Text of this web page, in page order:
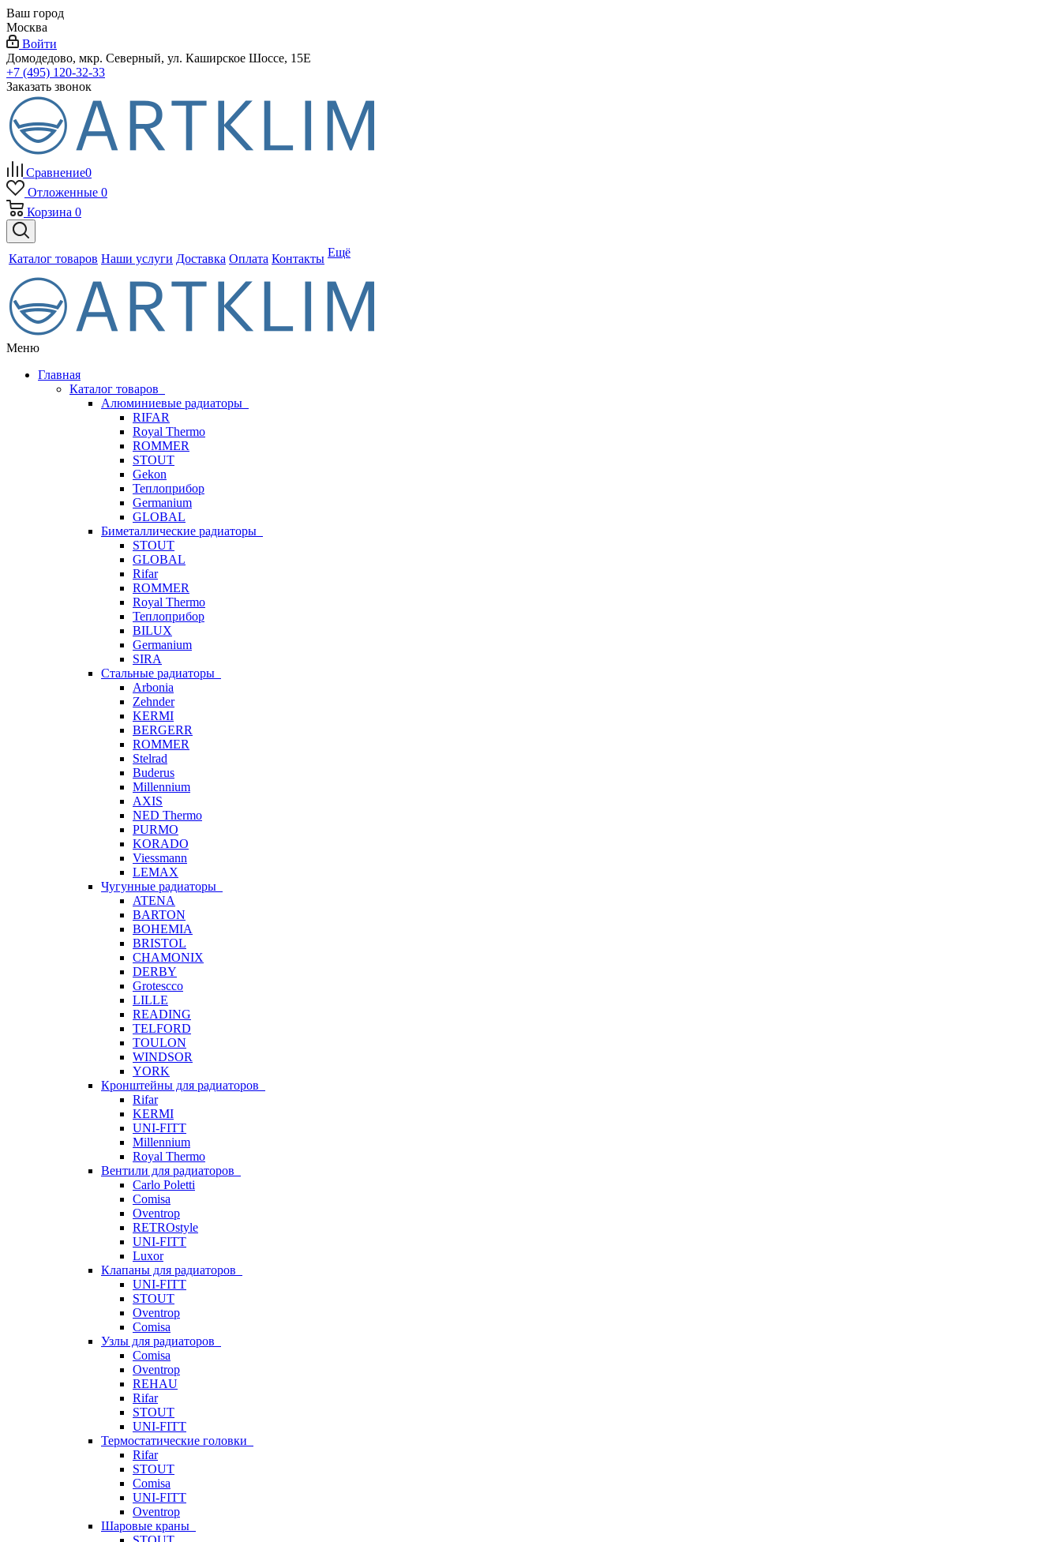
Ваш город
Москва
Войти
Домодедово, мкр. Северный, ул. Каширское Шоссе, 15Е
+7 (495) 120-32-33
Заказать звонок
Сравнение0
Отложенные 0
Корзина 0
Каталог товаров Наши услуги Доставка Оплата Контакты Ещё
Меню
Главная
Каталог товаров
Алюминиевые радиаторы
RIFAR
Royal Thermo
ROMMER
STOUT
Gekon
Теплоприбор
Germanium
GLOBAL
Биметаллические радиаторы
STOUT
GLOBAL
Rifar
ROMMER
Royal Thermo
Теплоприбор
BILUX
Germanium
SIRA
Стальные радиаторы
Arbonia
Zehnder
KERMI
BERGERR
ROMMER
Stelrad
Buderus
Millennium
AXIS
NED Thermo
PURMO
KORADO
Viessmann
LEMAX
Чугунные радиаторы
ATENA
BARTON
BOHEMIA
BRISTOL
CHAMONIX
DERBY
Grotescco
LILLE
READING
TELFORD
TOULON
WINDSOR
YORK
Кронштейны для радиаторов
Rifar
KERMI
UNI-FITT
Millennium
Royal Thermo
Вентили для радиаторов
Carlo Poletti
Comisa
Oventrop
RETROstyle
UNI-FITT
Luxor
Клапаны для радиаторов
UNI-FITT
STOUT
Oventrop
Comisa
Узлы для радиаторов
Comisa
Oventrop
REHAU
Rifar
STOUT
UNI-FITT
Термостатические головки
Rifar
STOUT
Comisa
UNI-FITT
Oventrop
Шаровые краны